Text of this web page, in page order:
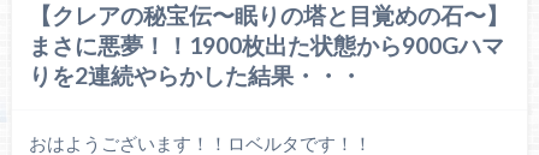
【クレアの秘宝伝〜眠りの塔と目覚めの石〜】
まさに悪夢！！1900枚出た状態から900Gハマ
りを2連続やらかした結果・・・
おはようございます！！ロベルタです！！